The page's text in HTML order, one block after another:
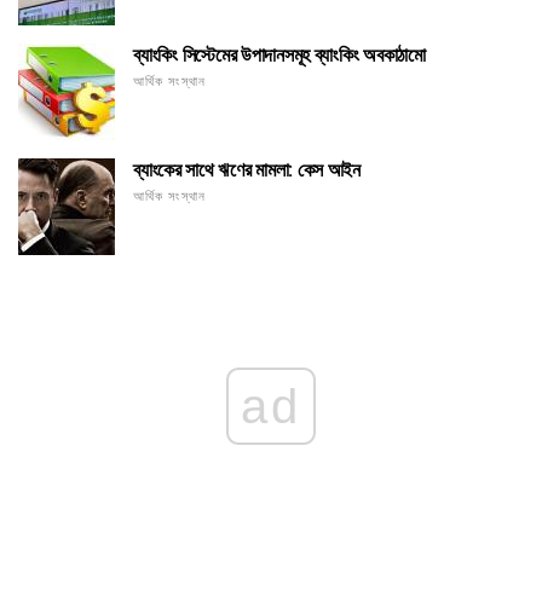
ব্যাংকিং সিস্টেমের উপাদানসমূহ ব্যাংকিং অবকাঠামো
আর্থিক সংস্থান
ব্যাংকের সাথে ঋণের মামলা: কেস আইন
আর্থিক সংস্থান
ad